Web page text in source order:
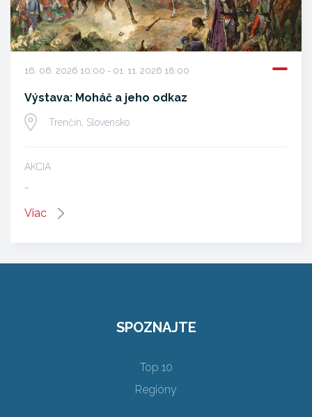
16. 06. 2026 10:00 - 01. 11. 2026 18:00
Výstava: Moháč a jeho odkaz
Trenčín, Slovensko
AKCIA
Viac
SPOZNAJTE
Top 10
Regióny